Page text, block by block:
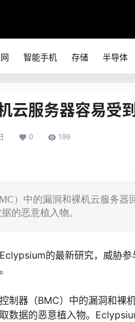
智能手机 存储 半导体
云服务器容易受
0 199
）中的漏洞和裸机云服务
的恶意植入物。
的最新研究，威胁
制器（BMC）中的漏洞和裸
数据的恶意植入物。